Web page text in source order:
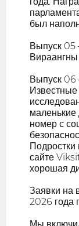
был
Выпуск 05
Выпуск 06
Известные
маленькие
номер с
сайте
хорошая
Заявки на
2026 года